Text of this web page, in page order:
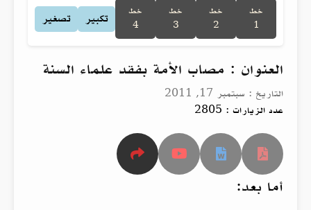
خط
1
خط
2
خط
3
خط
4
تكبير تصغير
العنوان : مصاب الأمة بفقد علماء السنة
التاريخ : سبتمبر 17, 2011
عدد الزيارات : 2805
أما بعد: